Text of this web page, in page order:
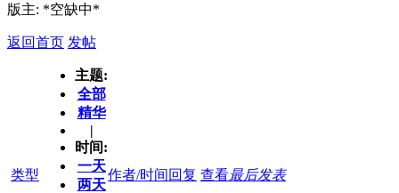
版主: *空缺中*
返回首页 发帖
类型
主题:
全部
精华
|
时间:
一天
两天
作者/时间 回复 查看最后发表